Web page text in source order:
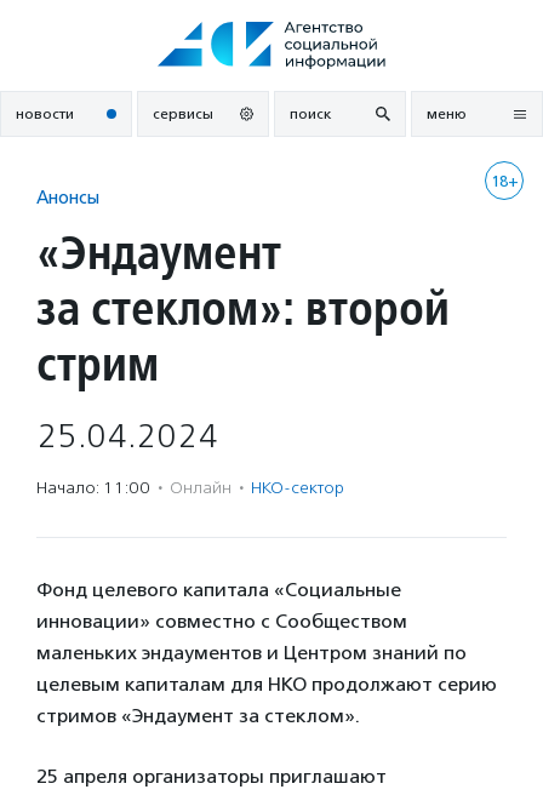
новости сервисы поиск меню
18+
Анонсы
«Эндаумент
за стеклом»: второй
стрим
25.04.2024
Начало: 11:00 · Онлайн · НКО-сектор
Фонд целевого капитала «Социальные
инновации» совместно с Сообществом
маленьких эндаументов и Центром знаний по
целевым капиталам для НКО продолжают серию
стримов «Эндаумент за стеклом».
25 апреля организаторы приглашают